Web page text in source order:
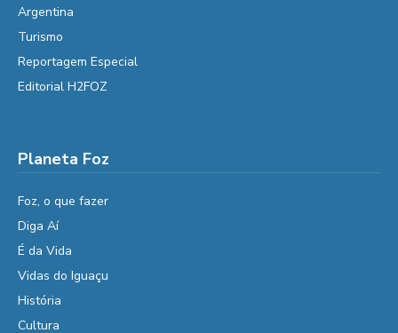
Argentina
Turismo
Reportagem Especial
Editorial H2FOZ
Planeta Foz
Foz, o que fazer
Diga Aí
É da Vida
Vidas do Iguaçu
História
Cultura